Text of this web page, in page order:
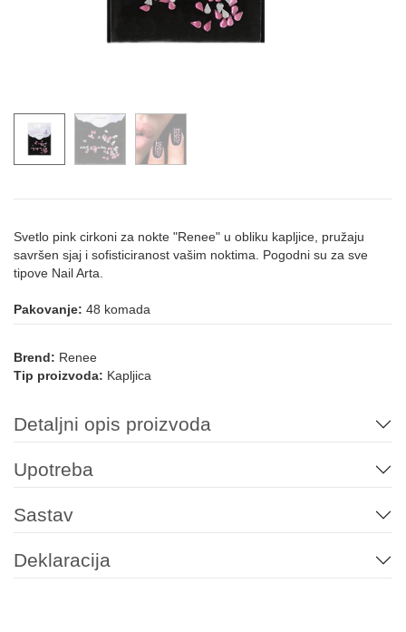
Svetlo pink cirkoni za nokte "Renee" u obliku kapljice, pružaju
savršen sjaj i sofisticiranost vašim noktima. Pogodni su za sve
tipove Nail Arta.
Pakovanje: 48 komada
Brend: Renee
Tip proizvoda: Kapljica
Detaljni opis proizvoda
Upotreba
Sastav
Deklaracija